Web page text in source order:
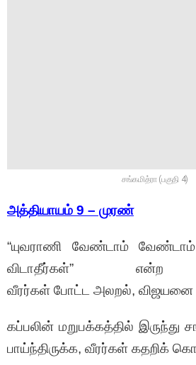
சங்கமித்ரா (பகுதி 4)
அத்தியாயம் 9 – முரண்
“யுவராணி வேண்டாம்
விடாதீர்கள்” என்ற
வீரர்கள் போட்ட அலறல், விஜயனை
கப்பலின் மறுபக்கத்தில் இருந்து
பாய்ந்திருக்க, வீரர்கள் கதறிக்